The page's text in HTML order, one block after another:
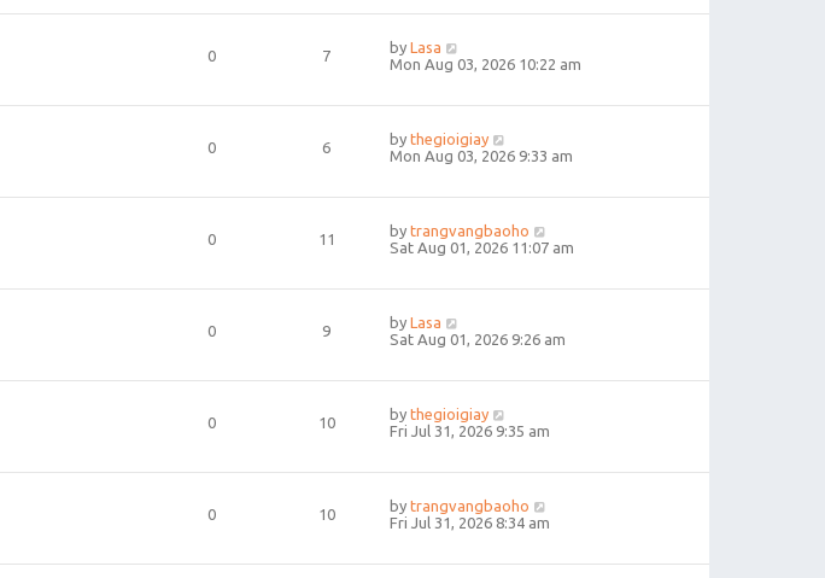
0 7 by Lasa
Mon Aug 03, 2026 10:22 am
0 6 by thegioigiay
Mon Aug 03, 2026 9:33 am
0 11 by trangvangbaoho
Sat Aug 01, 2026 11:07 am
0 9 by Lasa
Sat Aug 01, 2026 9:26 am
0 10 by thegioigiay
Fri Jul 31, 2026 9:35 am
0 10 by trangvangbaoho
Fri Jul 31, 2026 8:34 am